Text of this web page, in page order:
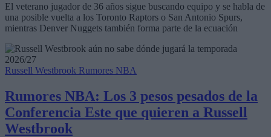
El veterano jugador de 36 años sigue buscando equipo y se habla de
una posible vuelta a los Toronto Raptors o San Antonio Spurs,
mientras Denver Nuggets también forma parte de la ecuación
Russell Westbrook Rumores NBA
Rumores NBA: Los 3 pesos pesados de la
Conferencia Este que quieren a Russell
Westbrook